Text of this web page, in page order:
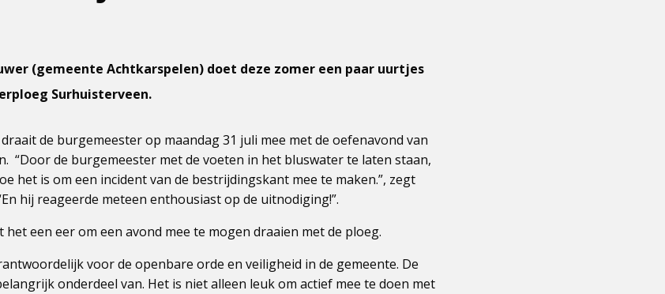
(gemeente Achtkarspelen) doet deze zomer een paar uurtjes
Surhuisterveen.
de burgemeester op maandag 31 juli mee met de oefenavond van
“Door de burgemeester met de voeten in het bluswater te laten staan,
het is om een incident van de bestrijdingskant mee te maken.”, zegt
hij reageerde meteen enthousiast op de uitnodiging!”.
een eer om een avond mee te mogen draaien met de ploeg.
voor de openbare orde en veiligheid in de gemeente. De
onderdeel van. Het is niet alleen leuk om actief mee te doen met